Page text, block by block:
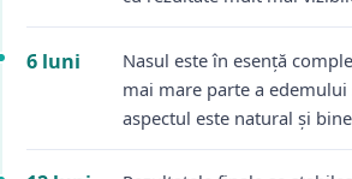
6 luni
Nasul este în esență
mai mare parte a edemului
aspectul este natural și